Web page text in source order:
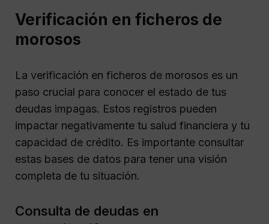
Verificación en ficheros de
morosos
La verificación en ficheros de morosos es un
paso crucial para conocer el estado de tus
deudas impagas. Estos registros pueden
impactar negativamente tu salud financiera y tu
capacidad de crédito. Es importante consultar
estas bases de datos para tener una visión
completa de tu situación.
Consulta de deudas en